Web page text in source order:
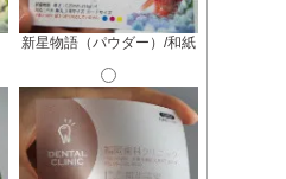
新星物語（パウダー）/和紙